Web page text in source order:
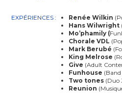
EXPÉRIENCES : Renée Wilkin
Hans Wilwright
Mo’phamily (
Chorale VDL
Mark Berubé
King Melrose
Give (Adult
Funhouse
Two tones (Duo
Reunion